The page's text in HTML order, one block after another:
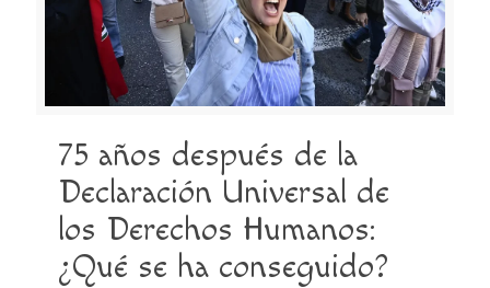
75 años después de la
Declaración Universal de
los Derechos Humanos:
¿Qué se ha conseguido?